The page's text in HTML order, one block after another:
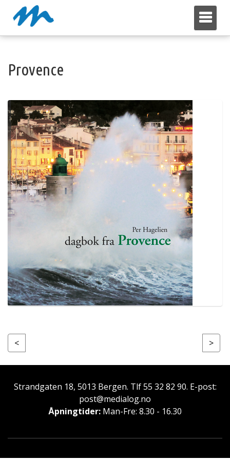
Provence
Strandgaten 18, 5013 Bergen. Tlf 55 32 82 90. E-post:
post@medialog.no
Åpningtider: Man-Fre: 8.30 - 16.30